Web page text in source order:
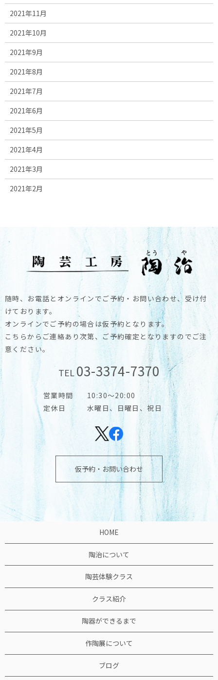
2021年11月
2021年10月
2021年9月
2021年8月
2021年7月
2021年6月
2021年5月
2021年4月
2021年3月
2021年2月
随時、お電話とオンラインでご予約・お問い合わせ、受け付
けております。
オンラインでご予約の場合は仮予約となります。
こちらからご連絡あり次第、ご予約確定となりますのでご注
意ください。
TEL03-3374-7370
営業時間
10:30～20:00
定休日
水曜日、日曜日、祝日
仮予約・お問い合わせ
HOME
陶治について
陶芸体験クラス
クラス紹介
陶器ができるまで
作陶展について
ブログ